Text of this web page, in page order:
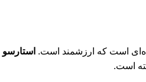
است که ارزشمند است. استارسو
است.